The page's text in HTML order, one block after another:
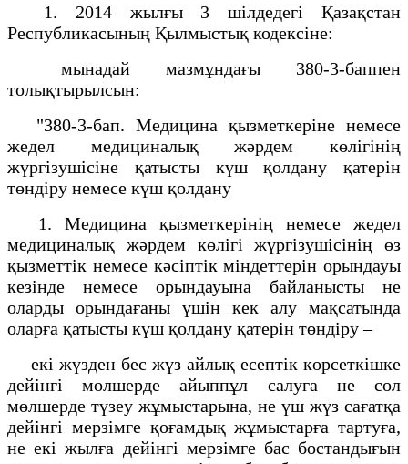
1. 2014 жылғы 3 шілдедегі Қазақстан
Республикасының Қылмыстық кодексіне:
мынадай мазмұндағы 380-3-баппен
толықтырылсын:
"380-3-бап. Медицина қызметкеріне немесе
жедел медициналық жәрдем көлігінің
жүргізушісіне қатысты күш қолдану қатерін
төндіру немесе күш қолдану
1. Медицина қызметкерінің немесе жедел
медициналық жәрдем көлігі жүргізушісінің өз
қызметтік немесе кәсіптік міндеттерін орындауы
кезінде немесе орындауына байланысты не
оларды орындағаны үшін кек алу мақсатында
оларға қатысты күш қолдану қатерін төндіру –
екі жүзден бес жүз айлық есептік көрсеткішке
дейінгі мөлшерде айыппұл салуға не сол
мөлшерде түзеу жұмыстарына, не үш жүз сағатқа
дейінгі мерзімге қоғамдық жұмыстарға тартуға,
не екі жылға дейінгі мерзімге бас бостандығын